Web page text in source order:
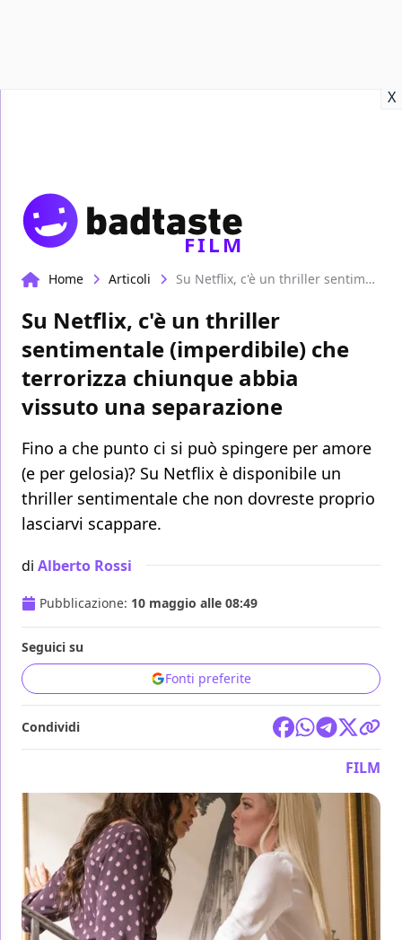
X
FILM
Home Articoli Su Netflix, c'è un thriller sentimentale (imperdibile) che terrorizza chiunque abbia vissuto una separazione
Su Netflix, c'è un thriller
sentimentale (imperdibile) che
terrorizza chiunque abbia
vissuto una separazione
Fino a che punto ci si può spingere per amore
(e per gelosia)? Su Netflix è disponibile un
thriller sentimentale che non dovreste proprio
lasciarvi scappare.
di Alberto Rossi
Pubblicazione: 10 maggio alle 08:49
Seguici su
Fonti preferite
Condividi
FILM